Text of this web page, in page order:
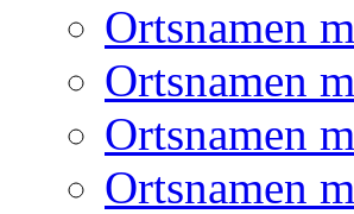
Ortsnamen
Ortsnamen
Ortsnamen
Ortsnamen